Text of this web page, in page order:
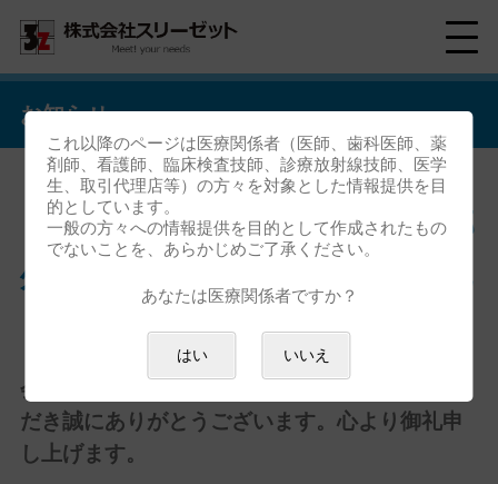
お知らせ
「第39回日本耳鼻咽喉科頭頸部
外科学会秋季大会」ご来場御礼
第39回日本耳鼻咽喉科頭頸部外科 秋季大
会
だき誠にありがとうございます。心より御礼申
し上げます。
これ以降のページは医療関係者（医師、歯科医師、薬
剤師、看護師、臨床検査技師、診療放射線技師、医学
生、取引代理店等）の方々を対象とした情報提供を目
的としています。
一般の方々への情報提供を目的として作成されたもの
でないことを、あらかじめご了承ください。
あなたは医療関係者ですか？
はい いいえ